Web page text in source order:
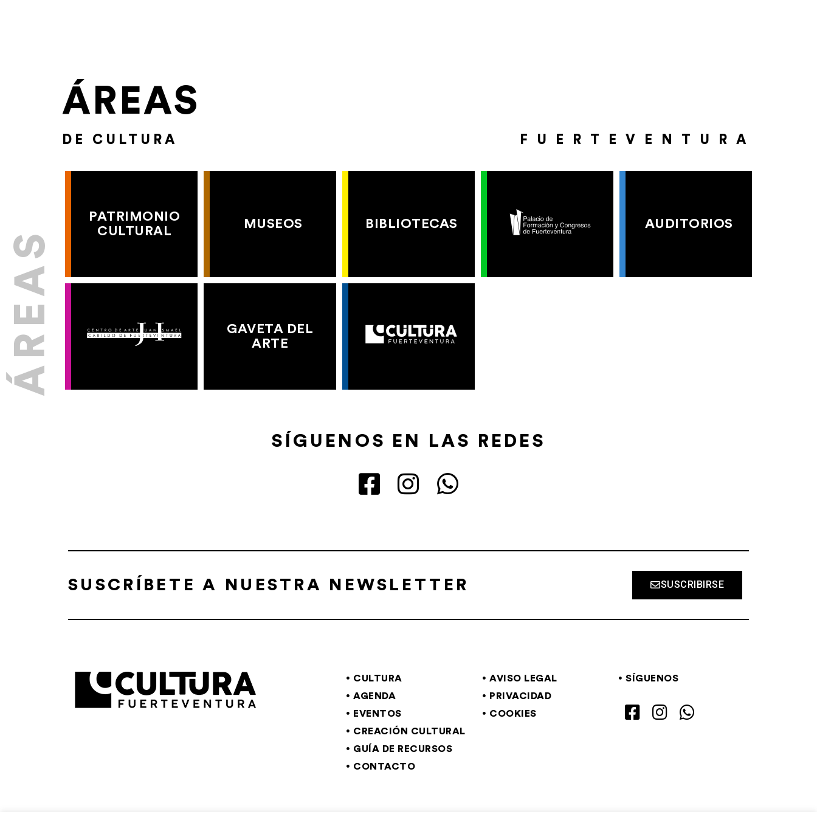
ÁREAS
DE CULTURA FUERTEVENTURA
PATRIMONIO
CULTURAL
MUSEOS BIBLIOTECAS AUDITORIOS
GAVETA DEL
ARTE
SÍGUENOS EN LAS REDES
SUSCRÍBETE A NUESTRA NEWSLETTER SUSCRIBIRSE
CULTURA
AGENDA
EVENTOS
CREACIÓN CULTURAL
GUÍA DE RECURSOS
CONTACTO
AVISO LEGAL
PRIVACIDAD
COOKIES
SÍGUENOS